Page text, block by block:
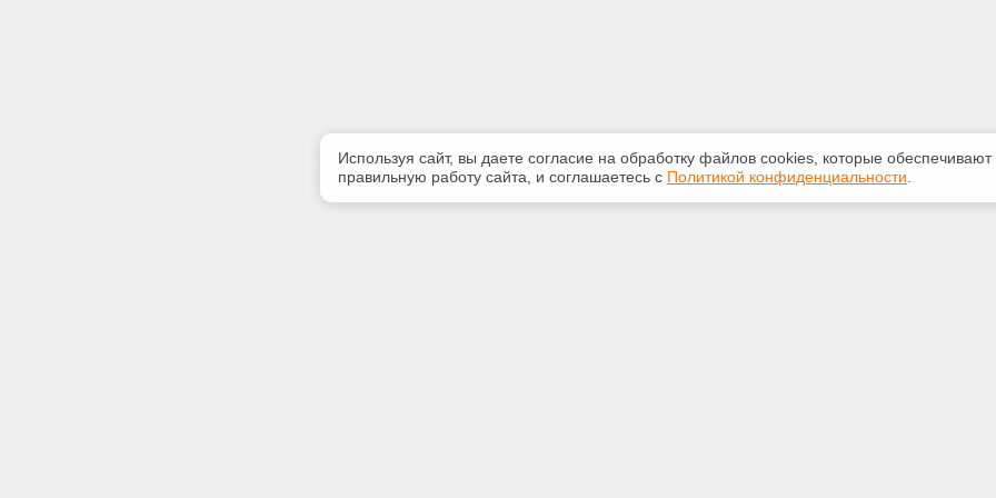
Используя сайт, вы даете согласие на обработку файлов сооkiеs, которые обеспечивают
правильную работу сайта, и соглашаетесь с Политикой конфиденциальности